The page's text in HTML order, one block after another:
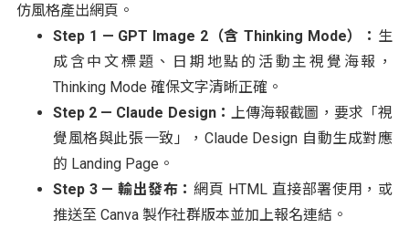
仿風格產出網頁。
Step 1 — GPT Image 2（含 Thinking Mode）： 生
成含中文標題、日期地點的活動主視覺海報，
Thinking Mode 確保文字清晰正確。
Step 2 — Claude Design： 上傳海報截圖，要求「視
覺風格與此張一致」，Claude Design 自動生成對應
的 Landing Page。
Step 3 — 輸出發布：網頁 HTML 直接部署使用，或
推送至 Canva 製作社群版本並加上報名連結。